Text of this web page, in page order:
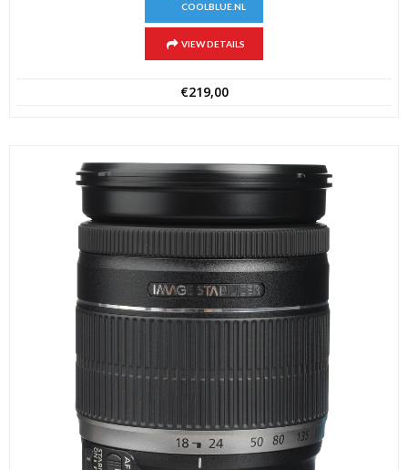
COOLBLUE.NL
VIEW DETAILS
€219,00